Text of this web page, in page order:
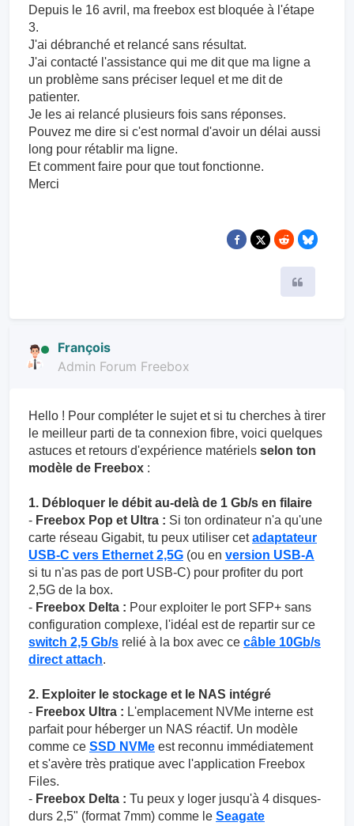
Depuis le 16 avril, ma freebox est bloquée à l'étape
3.
J'ai débranché et relancé sans résultat.
J'ai contacté l'assistance qui me dit que ma ligne a
un problème sans préciser lequel et me dit de
patienter.
Je les ai relancé plusieurs fois sans réponses.
Pouvez me dire si c'est normal d'avoir un délai aussi
long pour rétablir ma ligne.
Et comment faire pour que tout fonctionne.
Merci
François
Admin Forum Freebox
Hello ! Pour compléter le sujet et si tu cherches à tirer
le meilleur parti de ta connexion fibre, voici quelques
astuces et retours d'expérience matériels selon ton
modèle de Freebox :
1. Débloquer le débit au-delà de 1 Gb/s en filaire
- Freebox Pop et Ultra : Si ton ordinateur n'a qu'une
carte réseau Gigabit, tu peux utiliser cetadaptateur
USB-C vers Ethernet 2,5G (ou en version USB-A
si tu n'as pas de port USB-C) pour profiter du port
2,5G de la box.
- Freebox Delta : Pour exploiter le port SFP+ sans
configuration complexe, l'idéal est de repartir sur ce
switch 2,5 Gb/s relié à la box avec ce câble 10Gb/s
direct attach.
2. Exploiter le stockage et le NAS intégré
- Freebox Ultra : L'emplacement NVMe interne est
parfait pour héberger un NAS réactif. Un modèle
comme ce SSD NVMe est reconnu immédiatement
et s'avère très pratique avec l'application Freebox
Files.
- Freebox Delta : Tu peux y loger jusqu'à 4 disques-
durs 2,5" (format 7mm) comme le Seagate